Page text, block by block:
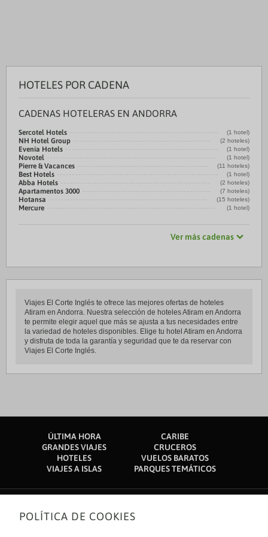
HOTELES POR CADENA
CADENAS HOTELERAS EN ANDORRA
Sercotel Hotels (1 hotel)
NH Hotel Group (2 hoteles)
Evenia Hotels (1 hotel)
Novotel (1 hotel)
Pierre & Vacances (11 hoteles)
Best Hotels (1 hotel)
Abba Hotels (2 hoteles)
Apartamentos 3000 (7 hoteles)
Hotansa (15 hoteles)
Mercure (1 hotel)
Ver más cadenas
Viajes El Corte Inglés te ofrece las mejores ofertas de hoteles
Atiram en Andorra. Nuestra selección de hoteles Atiram en Andorra
te permite elegir aquel que más se ajusta a tus necesidades entre
la variedad de hoteles disponibles. Elige tu hotel Atiram en Andorra
y disfruta de toda la garantía y seguridad que te da reservar con
Viajes El Corte Inglés.
ÚLTIMA HORA
CARIBE
GRANDES VIAJES
CRUCEROS
HOTELES
VUELOS BARATOS
VIAJES A ISLAS
PARQUES TEMÁTICOS
Sobre nosotros
POLÍTICA DE COOKIES